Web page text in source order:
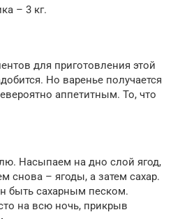
– 3 кг.
для приготовления этой
Но варенье получается
аппетитным. То, что
Насыпаем на дно слой ягод,
снова – ягоды, а затем сахар.
быть сахарным песком.
на всю ночь, прикрыв